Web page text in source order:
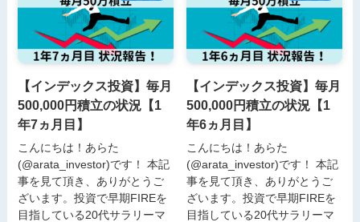
【インデックス投資】毎月
500,000円積立の状況【1
年7ヵ月目】
こんにちは！あらた
(@arata_investor)です！ 本記
事を見て頂き、ありがとうご
ざいます。投資で早期FIREを
目指している20代サラリーマ
【インデックス投資】毎月
500,000円積立の状況【1
年6ヵ月目】
こんにちは！あらた
(@arata_investor)です！ 本記
事を見て頂き、ありがとうご
ざいます。投資で早期FIREを
目指している20代サラリーマ